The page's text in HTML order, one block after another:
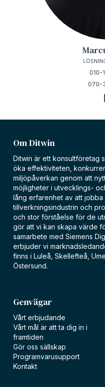
010-
070-
Om Ditwin
Ditwin är ett konsultföretag
öka effektiviteten,
miljöpåverkan genom att
möjligheter i utvecklings-
lång erfarenhet av att
tillverkningsindustrin och
och stor förståelse för de
gör att vi kan skapa värde
samarbete med Siemens
erbjuder vi
finns i Luleå, Skellefteå,
Östersund.
Genvägar
Vårt erbjudande
Vårt mål är att ta dig in i
framtiden
Gör oss sällskap
Programvarusupport
Kontakt